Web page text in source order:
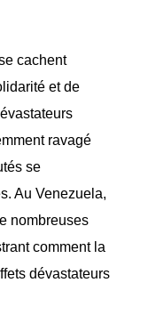
cachent
et de
ravagé
se
Au Venezuela,
nombreuses
comment la
dévastateurs